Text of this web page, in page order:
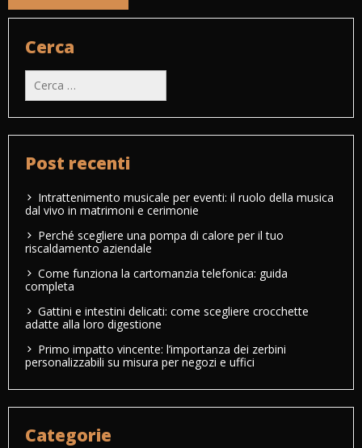
Cerca
Ricerca
per:
Post recenti
Intrattenimento musicale per eventi: il ruolo della musica
dal vivo in matrimoni e cerimonie
Perché scegliere una pompa di calore per il tuo
riscaldamento aziendale
Come funziona la cartomanzia telefonica: guida
completa
Gattini e intestini delicati: come scegliere crocchette
adatte alla loro digestione
Primo impatto vincente: l’importanza dei zerbini
personalizzabili su misura per negozi e uffici
Categorie